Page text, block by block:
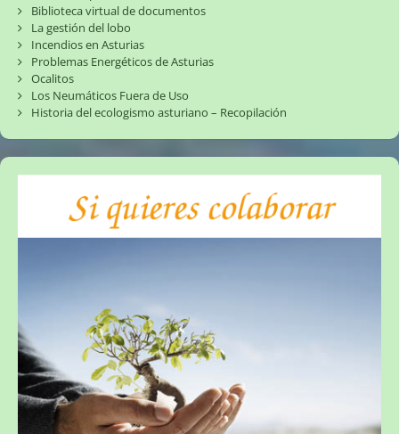
Biblioteca virtual de documentos
La gestión del lobo
Incendios en Asturias
Problemas Energéticos de Asturias
Ocalitos
Los Neumáticos Fuera de Uso
Historia del ecologismo asturiano – Recopilación